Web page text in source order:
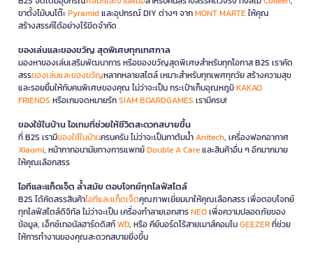
ขาตั้งไม้บนโต๊ะPyramidและอุปกรณ์ DIY ต่างๆ จากMONT MARTEให้คุณ
สร้างสรรค์ได้อย่างไร้ขีดจำกัด
ของเล่นและของขวัญ สุดพิเศษทุกเทศกาล
มองหาของเล่นเสริมพัฒนาการ หรือของขวัญสุดพิเศษสำหรับทุกโอกาส B2S เราคัด
สรรของเล่นและของขวัญหลากหลายสไตล์ เหมาะสำหรับทุกเพศทุกวัย สร้างความสุข
และรอยยิ้มให้กับคนพิเศษของคุณ ไม่ว่าจะเป็น กระเป๋าเก็บอุณหภูมิKAKAO
FRIENDS หรือเกมจดหมายรักSIAM BOARDGAMES เรามีครบ!
ของใช้ในบ้าน ไอเทมที่ช่วยให้ชีวิตสะดวกสบายขึ้น
ที่ B2S เรามีของใช้ในบ้านครบครัน ไม่ว่าจะเป็นกาต้มน้ำAnitech, เครื่องฟอกอากาศ
Xiaomi, หน้ากากอนามัยทางการแพทย์Double A Careและสินค้าอื่น ๆ อีกมากมาย
ให้คุณเลือกสรร
ไอทีและแก็ดเจ็ต ล้ำสมัย ตอบโจทย์ทุกไลฟ์สไตล์
B2S ได้คัดสรรสินค้าไอทีและแก็ดเจ็ตคุณภาพเยี่ยมมาให้คุณเลือกสรร เพื่อตอบโจทย์
ทุกไลฟ์สไตล์ดิจิทัล ไม่ว่าจะเป็น เครื่องทำลายเอกสารNEOเพื่อความปลอดภัยของ
ข้อมูล, เอ็กซ์เทอนัลฮาร์ดดิสก์WD, หรือ คีย์บอร์ดไร้สายเมาส์คอมโบGEEZERที่ช่วย
ให้การทำงานของคุณสะดวกสบายยิ่งขึ้น